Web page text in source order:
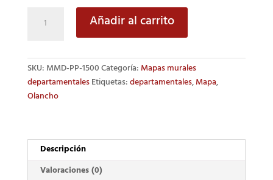
mural
departamento
de
Olancho
cantidad
Añadir al carrito
SKU:MMD-PP-1500Categoría:Mapas murales
departamentalesEtiquetas:departamentales,Mapa,
Olancho
Descripción
Valoraciones (0)